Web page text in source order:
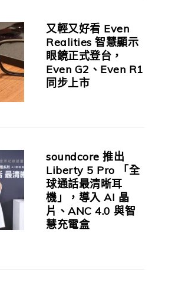
又輕又好看 Even
Realities 智慧顯示
眼鏡正式登台，
Even G2、Even R1
同步上市
soundcore 推出
Liberty 5 Pro 「全
球通話最清晰耳
機」，導入 AI 晶
片、ANC 4.0 與智
慧充電盒